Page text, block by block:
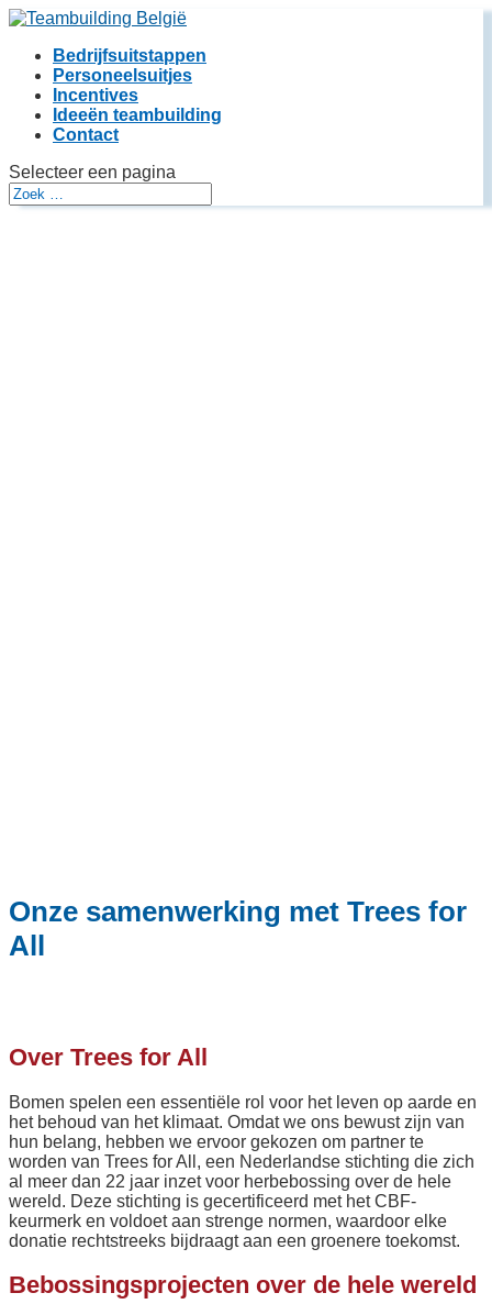
Bedrijfsuitstappen
Personeelsuitjes
Incentives
Ideeën teambuilding
Contact
Selecteer een pagina
Onze samenwerking met Trees for
All
Over Trees for All
Bomen spelen een essentiële rol voor het leven op aarde en
het behoud van het klimaat. Omdat we ons bewust zijn van
hun belang, hebben we ervoor gekozen om partner te
worden van Trees for All, een Nederlandse stichting die zich
al meer dan 22 jaar inzet voor herbebossing over de hele
wereld. Deze stichting is gecertificeerd met het CBF-
keurmerk en voldoet aan strenge normen, waardoor elke
donatie rechtstreeks bijdraagt aan een groenere toekomst.
Bebossingsprojecten over de hele wereld